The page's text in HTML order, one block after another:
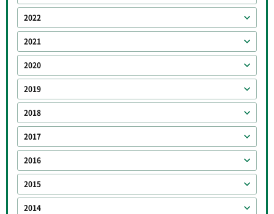
2022
2021
2020
2019
2018
2017
2016
2015
2014